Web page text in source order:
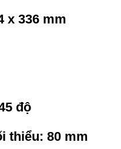
x 336 mm
độ
thiểu: 80 mm